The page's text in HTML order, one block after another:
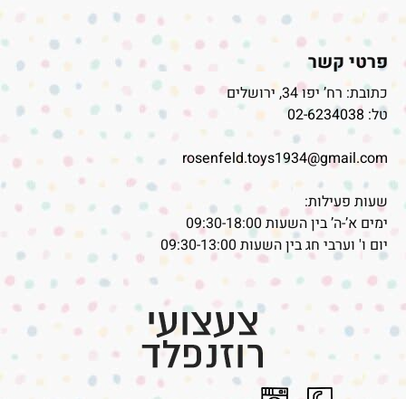
פרטי קשר
כתובת: רח’ יפו 34, ירושלים
טל: 02-6234038
rosenfeld.toys1934@gmail.com
שעות פעילות:
ימים א’-ה’ בין השעות 09:30-18:00
יום ו' וערבי חג בין השעות 09:30-13:00